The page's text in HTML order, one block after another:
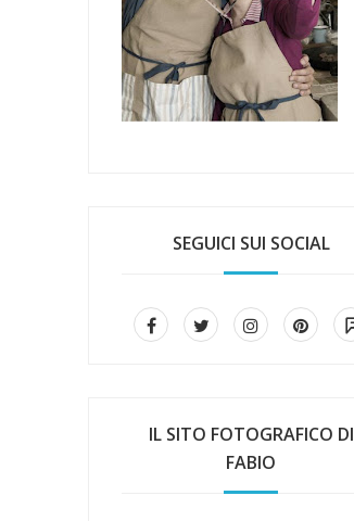
SEGUICI SUI SOCIAL
IL SITO FOTOGRAFICO DI
FABIO